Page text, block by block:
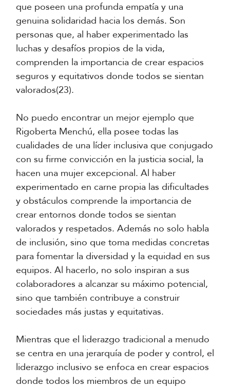
que poseen una profunda empatía y una
genuina solidaridad hacia los demás. Son
personas que, al haber experimentado las
luchas y desafíos propios de la vida,
comprenden la importancia de crear espacios
seguros y equitativos donde todos se sientan
valorados(23).
No puedo encontrar un mejor ejemplo que
Rigoberta Menchú, ella posee todas las
cualidades de una líder inclusiva que conjugado
con su firme convicción en la justicia social, la
hacen una mujer excepcional. Al haber
experimentado en carne propia las dificultades
y obstáculos comprende la importancia de
crear entornos donde todos se sientan
valorados y respetados. Además no solo habla
de inclusión, sino que toma medidas concretas
para fomentar la diversidad y la equidad en sus
equipos. Al hacerlo, no solo inspiran a sus
colaboradores a alcanzar su máximo potencial,
sino que también contribuye a construir
sociedades más justas y equitativas.
Mientras que el liderazgo tradicional a menudo
se centra en una jerarquía de poder y control, el
liderazgo inclusivo se enfoca en crear espacios
donde todos los miembros de un equipo